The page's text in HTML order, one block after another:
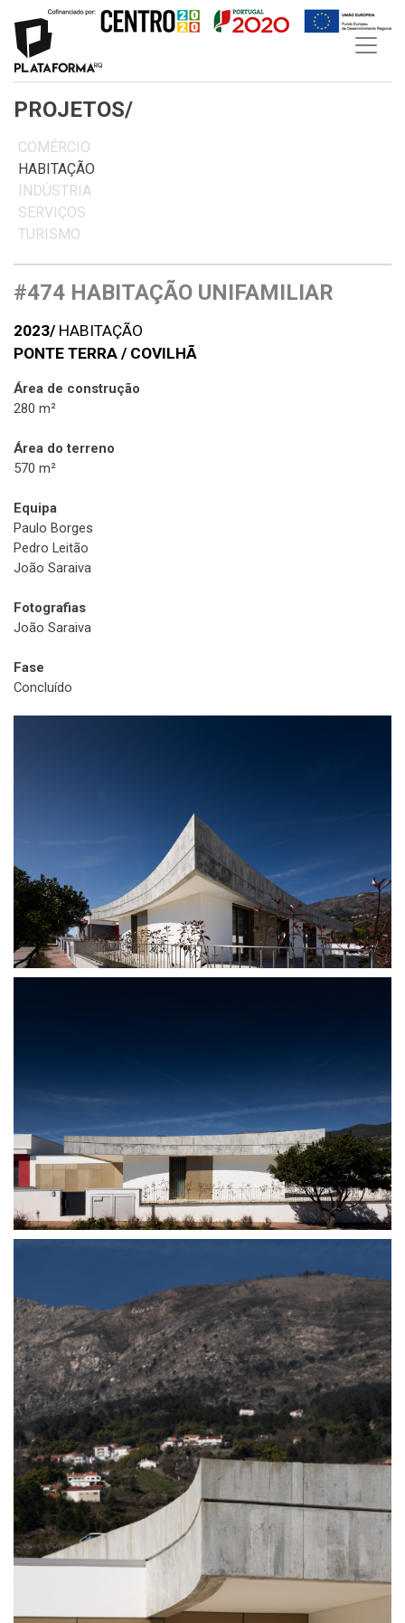
content
PROJETOS/
COMÉRCIO
HABITAÇÃO
INDÚSTRIA
SERVIÇOS
TURISMO
#474 HABITAÇÃO UNIFAMILIAR
2023/ HABITAÇÃO
PONTE TERRA / COVILHÃ
Área de construção
280 m²
Área do terreno
570 m²
Equipa
Paulo Borges
Pedro Leitão
João Saraiva
Fotografias
João Saraiva
Fase
Concluído